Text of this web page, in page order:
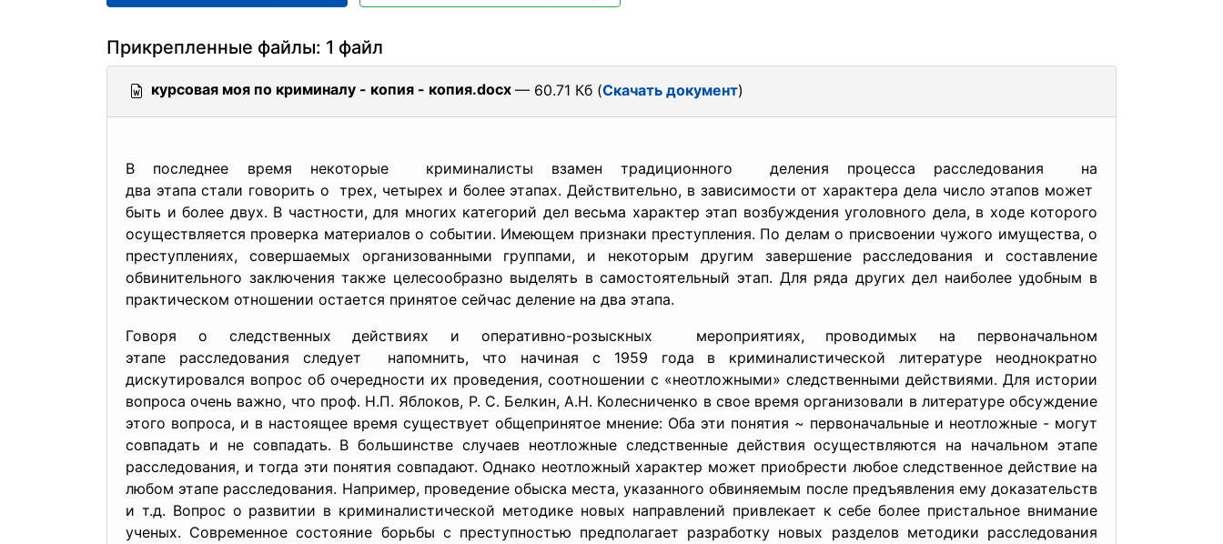
Прикрепленные файлы: 1 файл
курсовая моя по криминалу - копия - копия.docx — 60.71 Кб (Скачать документ)
В последнее время некоторые криминалисты взамен традиционного деления процесса расследования на
два этапа стали говорить о трех, четырех и более этапах. Действительно, в зависимости от характера дела число этапов может
быть и более двух. В частности, для многих категорий дел весьма характер этап возбуждения уголовного дела, в ходе которого
осуществляется проверка материалов о событии. Имеющем признаки преступления. По делам о присвоении чужого имущества, о
преступлениях, совершаемых организованными группами, и некоторым другим завершение расследования и составление
обвинительного заключения также целесообразно выделять в самостоятельный этап. Для ряда других дел наиболее удобным в
практическом отношении остается принятое сейчас деление на два этапа.
Говоря о следственных действиях и оперативно-розыскных мероприятиях, проводимых на первоначальном
этапе расследования следует напомнить, что начиная с 1959 года в криминалистической литературе неоднократно
дискутировался вопрос об очередности их проведения, соотношении с «неотложными» следственными действиями. Для истории
вопроса очень важно, что проф. Н.П. Яблоков, Р. С. Белкин, А.Н. Колесниченко в свое время организовали в литературе обсуждение
этого вопроса, и в настоящее время существует общепринятое мнение: Оба эти понятия ~ первоначальные и неотложные - могут
совпадать и не совпадать. В большинстве случаев неотложные следственные действия осуществляются на начальном этапе
расследования, и тогда эти понятия совпадают. Однако неотложный характер может приобрести любое следственное действие на
любом этапе расследования. Например, проведение обыска места, указанного обвиняемым после предъявления ему доказательств
и т.д. Вопрос о развитии в криминалистической методике новых направлений привлекает к себе более пристальное внимание
ученых. Современное состояние борьбы с преступностью предполагает разработку новых разделов методики расследования